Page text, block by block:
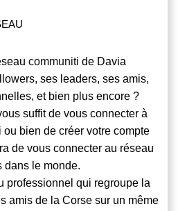
communiti de Davia
ses leaders, ses amis,
et bien plus encore ?
suffit de vous connecter à
ou bien de créer votre compte
de vous connecter au réseau
dans le monde.
professionnel qui regroupe la
amis de la Corse sur un même